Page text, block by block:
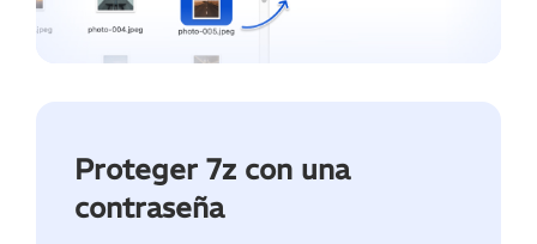
Proteger 7z con una
contraseña